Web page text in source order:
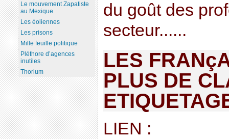
du goût des
secteur......
LES
PLUS DE
LIEN :
Le mouvement Zapatiste
au Mexique
Les éoliennes
Les prisons
Mille feuille politique
Pléthore d’agences
inutiles
Thorium